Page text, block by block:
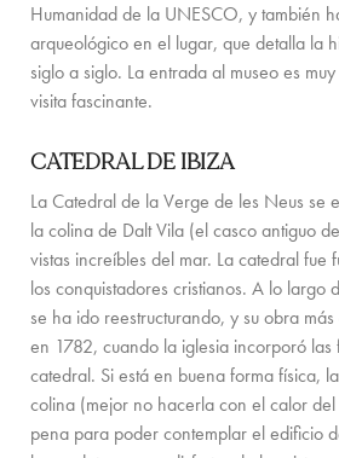
SERVICES ON REQUEST
CONTACTO
Humanidad de la UNESCO, y también
arqueológico en el lugar, que detalla la
siglo a siglo. La entrada al museo es
visita fascinante.
CATEDRAL DE IBIZA
La Catedral de la Verge de les Neus se
la colina de Dalt Vila (el casco antiguo
vistas increíbles del mar. La catedral
los conquistadores cristianos. A lo largo
se ha ido reestructurando, y su obra
en 1782, cuando la iglesia incorporó las
catedral. Si está en buena forma física,
colina (mejor no hacerla con el calor
pena para poder contemplar el edificio